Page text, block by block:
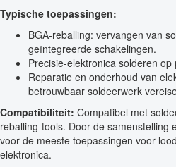
Typische toepassingen:
BGA-reballing: vervangen van
geïntegreerde schakelingen.
Precisie-elektronica solderen op
Reparatie en onderhoud van
betrouwbaar soldeerwerk
Compatibiliteit: Compatibel met
reballing-tools. Door de samenstelling
voor de meeste toepassingen voor
elektronica.